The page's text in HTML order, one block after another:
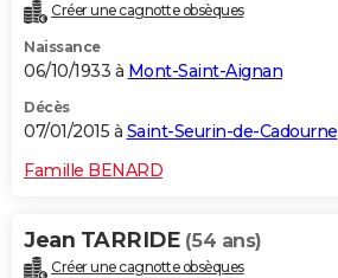
Créer une cagnotte obsèques
Naissance
06/10/1933 à Mont-Saint-Aignan
Décès
07/01/2015 à Saint-Seurin-de-Cadourne
Famille BENARD
Jean TARRIDE (54 ans)
Créer une cagnotte obsèques